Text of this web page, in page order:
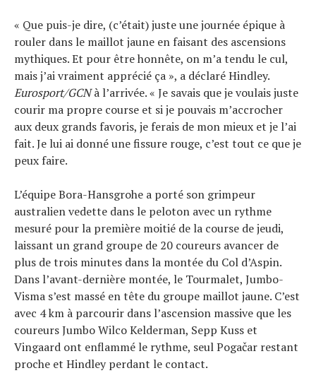
« Que puis-je dire, (c’était) juste une journée épique à
rouler dans le maillot jaune en faisant des ascensions
mythiques. Et pour être honnête, on m’a tendu le cul,
mais j’ai vraiment apprécié ça », a déclaré Hindley.
Eurosport/GCNà l’arrivée. « Je savais que je voulais juste
courir ma propre course et si je pouvais m’accrocher
aux deux grands favoris, je ferais de mon mieux et je l’ai
fait. Je lui ai donné une fissure rouge, c’est tout ce que je
peux faire.
L’équipe Bora-Hansgrohe a porté son grimpeur
australien vedette dans le peloton avec un rythme
mesuré pour la première moitié de la course de jeudi,
laissant un grand groupe de 20 coureurs avancer de
plus de trois minutes dans la montée du Col d’Aspin.
Dans l’avant-dernière montée, le Tourmalet, Jumbo-
Visma s’est massé en tête du groupe maillot jaune. C’est
avec 4 km à parcourir dans l’ascension massive que les
coureurs Jumbo Wilco Kelderman, Sepp Kuss et
Vingaard ont enflammé le rythme, seul Pogačar restant
proche et Hindley perdant le contact.